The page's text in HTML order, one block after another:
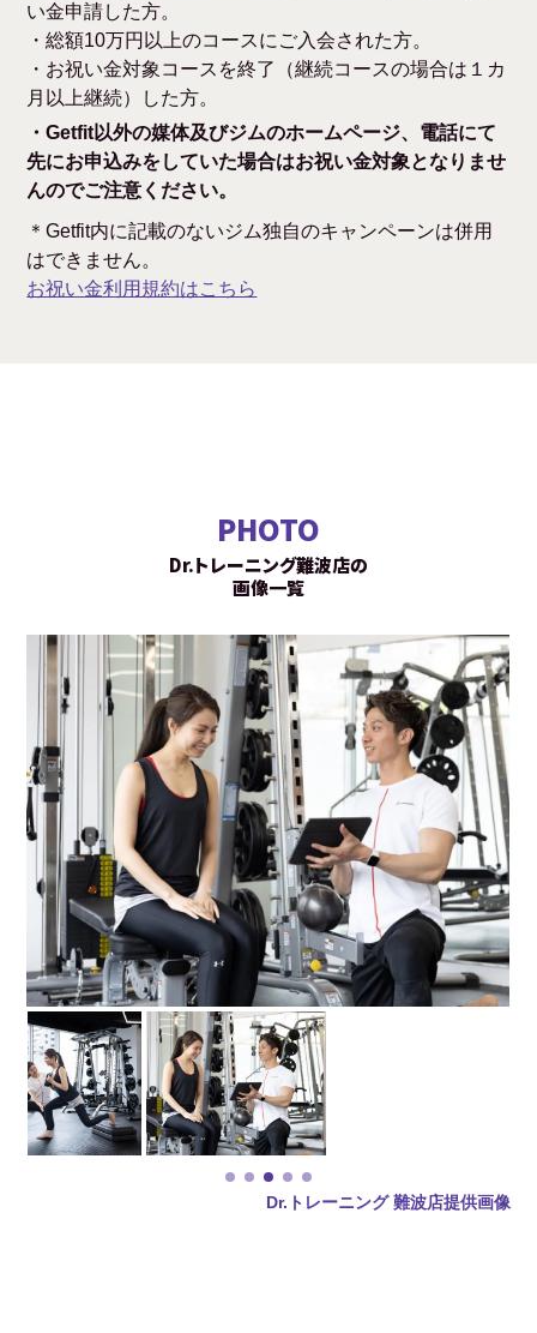
い金申請した方。
・総額10万円以上のコースにご入会された方。
・お祝い金対象コースを終了（継続コースの場合は１カ
月以上継続）した方。
・Getfit以外の媒体及びジムのホームページ、電話にて
先にお申込みをしていた場合はお祝い金対象となりませ
んのでご注意ください。
＊Getfit内に記載のないジム独自のキャンペーンは併用
はできません。
お祝い金利用規約はこちら
PHOTO
Dr.トレーニング難波店の
画像一覧
Dr.トレーニング 難波店提供画像